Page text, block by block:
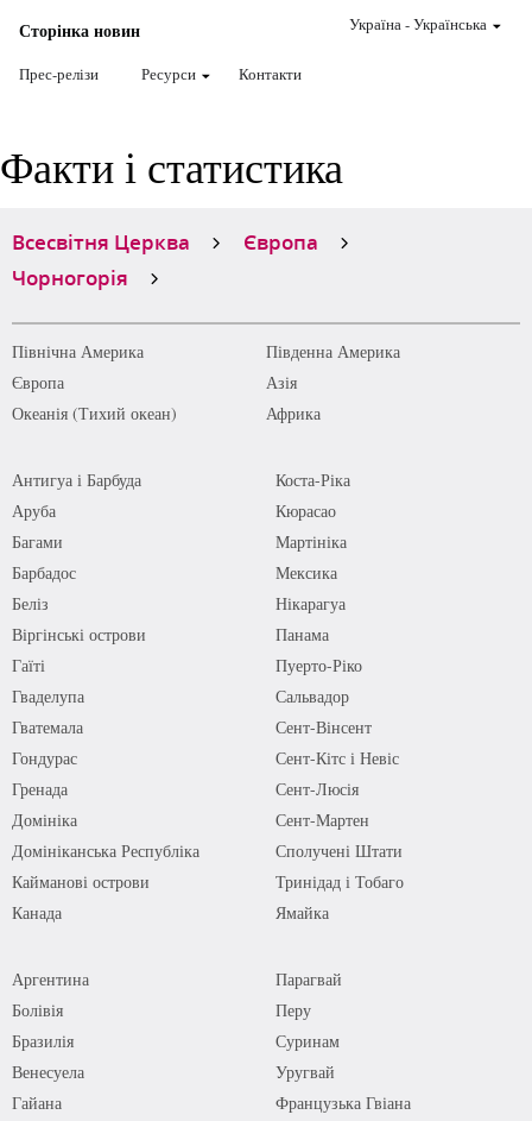
Сторінка новин
Прес-релізи Ресурси Контакти
Україна-Українська
Факти і статистика
Всесвітня Церква
Європа
Чорногорія
Північна Америка
Південна Америка
Європа
Азія
Океанія (Тихий океан)
Африка
Антигуа і Барбуда
Аруба
Багами
Барбадос
Беліз
Віргінські острови
Гаїті
Гваделупа
Гватемала
Гондурас
Гренада
Домініка
Домініканська Республіка
Кайманові острови
Канада
Коста-Ріка
Кюрасао
Мартініка
Мексика
Нікарагуа
Панама
Пуерто-Ріко
Сальвадор
Сент-Вінсент
Сент-Кітс і Невіс
Сент-Люсія
Сент-Мартен
Сполучені Штати
Тринідад і Тобаго
Ямайка
Аргентина
Болівія
Бразилія
Венесуела
Гайана
Парагвай
Перу
Суринам
Уругвай
Французька Гвіана